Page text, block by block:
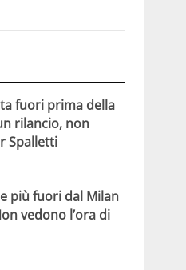
fuori prima della
rilancio, non
Spalletti
più fuori dal Milan
vedono l’ora di